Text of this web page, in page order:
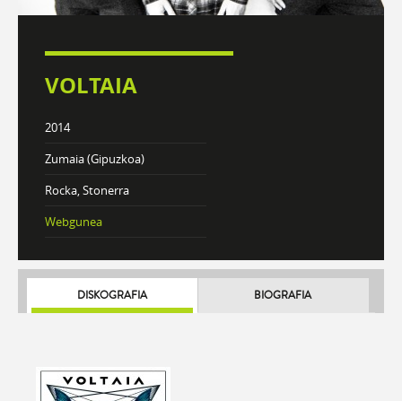
VOLTAIA
2014
Zumaia (Gipuzkoa)
Rocka, Stonerra
Webgunea
DISKOGRAFIA BIOGRAFIA